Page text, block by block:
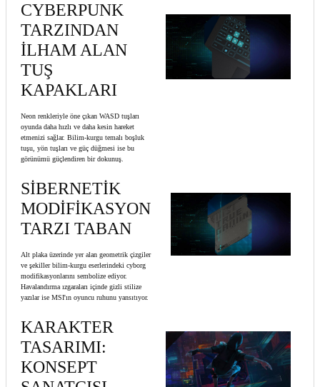
CYBERPUNK
TARZINDAN
İLHAM ALAN
TUŞ
KAPAKLARI
Neon renkleriyle öne çıkan WASD tuşları
oyunda daha hızlı ve daha kesin hareket
etmenizi sağlar. Bilim-kurgu temalı boşluk
tuşu, yön tuşları ve güç düğmesi ise bu
görünümü güçlendiren bir dokunuş.
SİBERNETİK
MODİFİKASYON
TARZI TABAN
Alt plaka üzerinde yer alan geometrik çizgiler
ve şekiller bilim-kurgu eserlerindeki cyborg
modifikasyonlarını sembolize ediyor.
Havalandırma ızgaraları içinde gizli stilize
yazılar ise MSI'ın oyuncu ruhunu yansıtıyor.
KARAKTER
TASARIMI:
KONSEPT